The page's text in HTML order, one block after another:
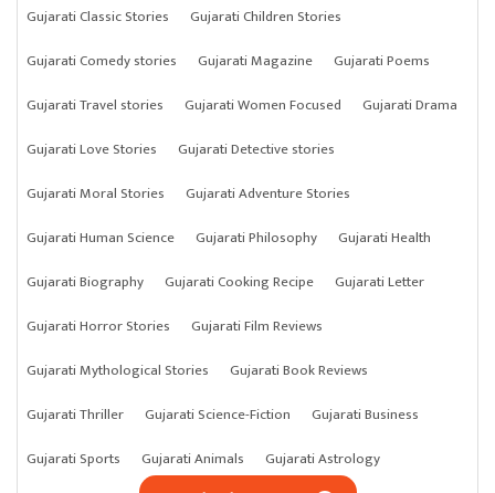
Gujarati Classic Stories
Gujarati Children Stories
Gujarati Comedy stories
Gujarati Magazine
Gujarati Poems
Gujarati Travel stories
Gujarati Women Focused
Gujarati Drama
Gujarati Love Stories
Gujarati Detective stories
Gujarati Moral Stories
Gujarati Adventure Stories
Gujarati Human Science
Gujarati Philosophy
Gujarati Health
Gujarati Biography
Gujarati Cooking Recipe
Gujarati Letter
Gujarati Horror Stories
Gujarati Film Reviews
Gujarati Mythological Stories
Gujarati Book Reviews
Gujarati Thriller
Gujarati Science-Fiction
Gujarati Business
Gujarati Sports
Gujarati Animals
Gujarati Astrology